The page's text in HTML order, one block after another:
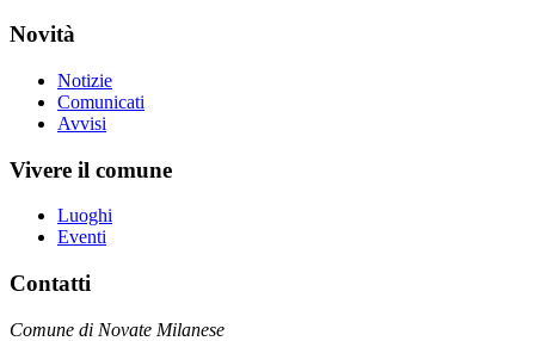
Novità
Notizie
Comunicati
Avvisi
Vivere il comune
Luoghi
Eventi
Contatti
Comune di Novate Milanese